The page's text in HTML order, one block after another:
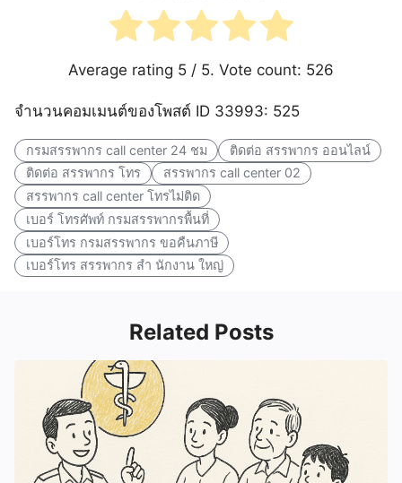
Average rating 5 / 5. Vote count: 526
จำนวนคอมเมนต์ของโพสต์ ID 33993: 525
กรมสรรพากร call center 24 ชม
ติดต่อ สรรพากร ออนไลน์
ติดต่อ สรรพากร โทร
สรรพากร call center 02
สรรพากร call center โทรไม่ติด
เบอร์ โทรศัพท์ กรมสรรพากรพื้นที่
เบอร์โทร กรมสรรพากร ขอคืนภาษี
เบอร์โทร สรรพากร สํา นักงาน ใหญ่
Related Posts